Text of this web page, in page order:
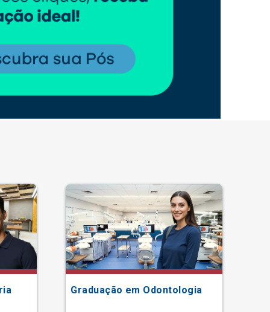
Graduação em Odontologia